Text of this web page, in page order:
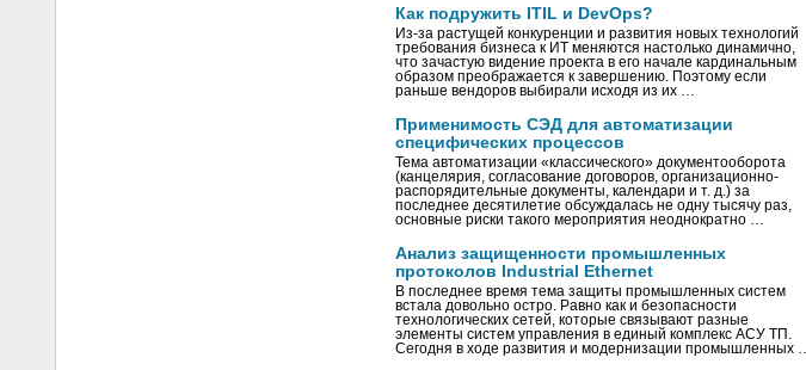
Как подружить ITIL и DevOps?
Из-за растущей конкуренции и развития новых технологий
требования бизнеса к ИТ меняются настолько динамично,
что зачастую видение проекта в его начале кардинальным
образом преображается к завершению. Поэтому если
раньше вендоров выбирали исходя из их …
Применимость СЭД для автоматизации
специфических процессов
Тема автоматизации «классического» документооборота
(канцелярия, согласование договоров, организационно-
распорядительные документы, календари и т. д.) за
последнее десятилетие обсуждалась не одну тысячу раз,
основные риски такого мероприятия неоднократно …
Анализ защищенности промышленных
протоколов Industrial Ethernet
В последнее время тема защиты промышленных систем
встала довольно остро. Равно как и безопасности
технологических сетей, которые связывают разные
элементы систем управления в единый комплекс АСУ ТП.
Сегодня в ходе развития и модернизации промышленных …